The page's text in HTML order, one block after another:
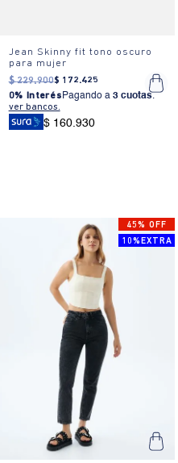
Jean Skinny fit tono oscuro
para mujer
$ 229.900$ 172.425
0% InterésPagando a 3 cuotas.
ver bancos.
$ 160.930
45% OFF
10%EXTRA